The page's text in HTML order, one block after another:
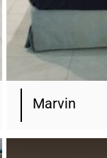
Marvin